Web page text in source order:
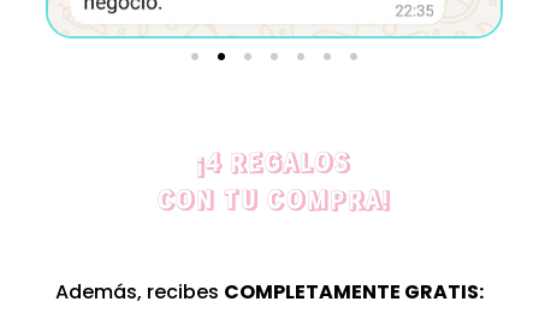
¡4 REGALOS
CON TU COMPRA!
Además, recibes COMPLETAMENTE GRATIS: